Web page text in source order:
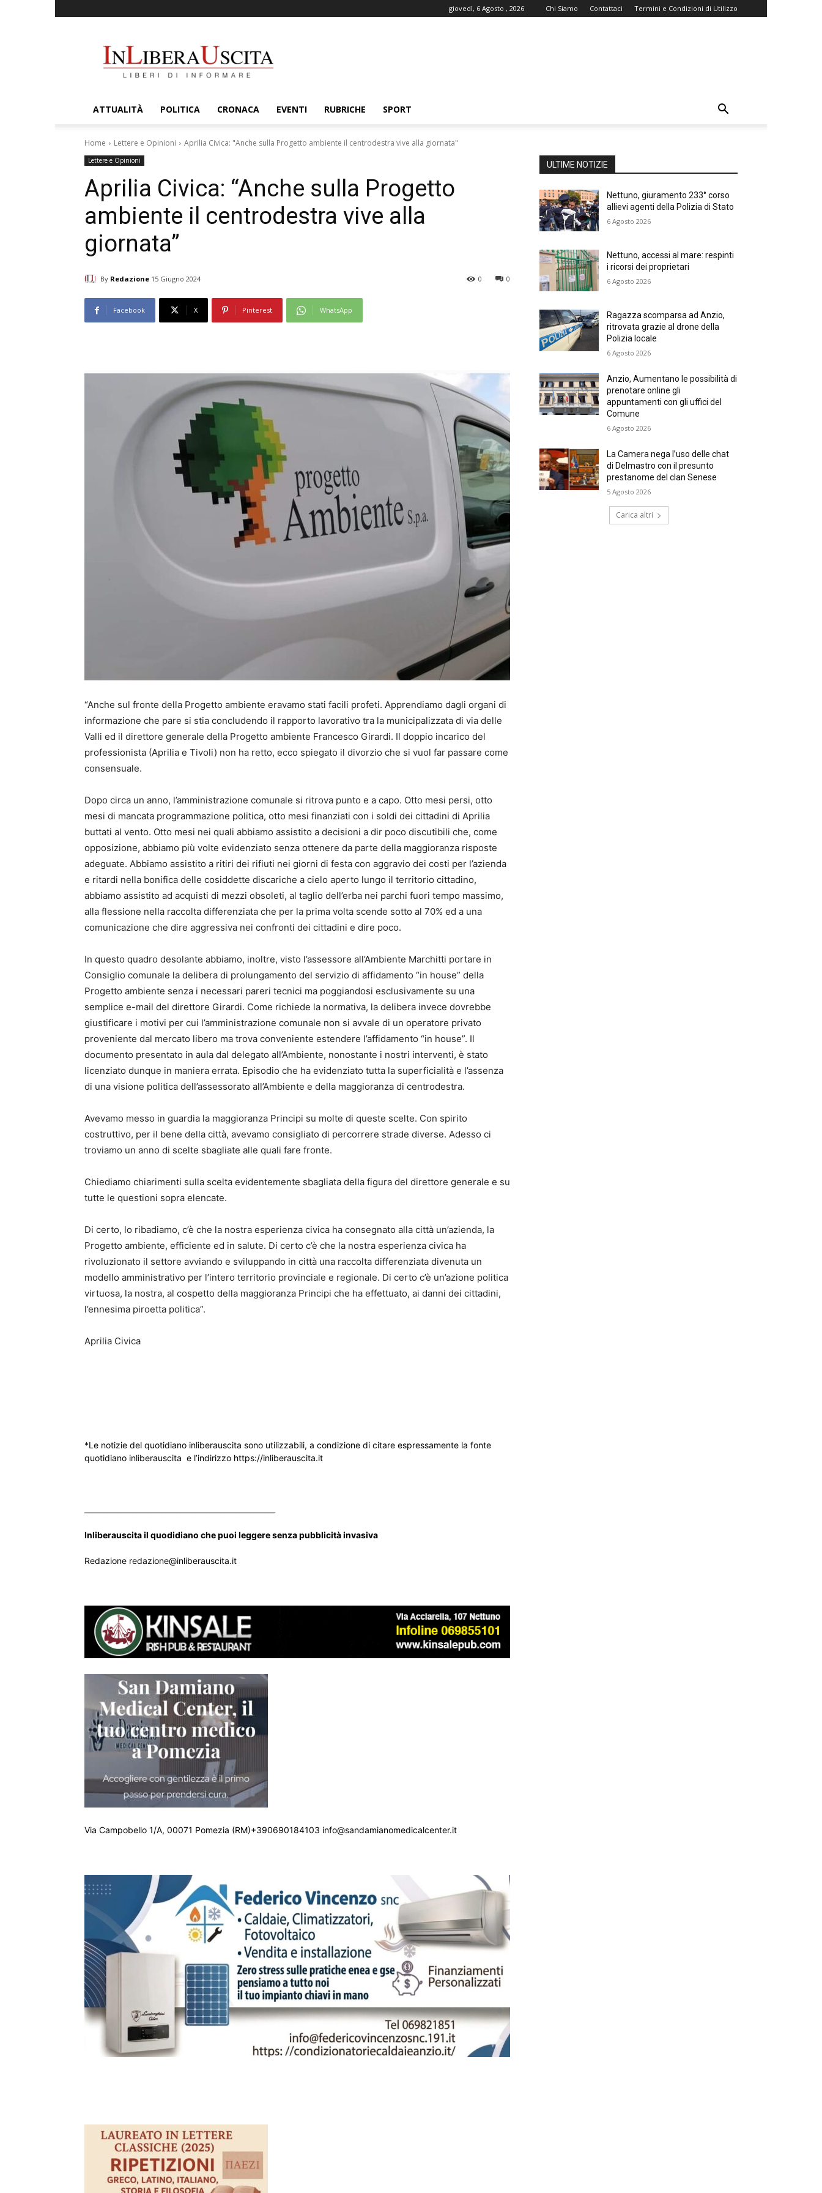
giovedì, 6 Agosto , 2026 Chi Siamo Contattaci Termini e Condizioni di Utilizzo
ATTUALITÀ POLITICA CRONACA EVENTI RUBRICHE SPORT
Home Lettere e Opinioni Aprilia Civica: "Anche sulla Progetto ambiente il centrodestra vive alla giornata"
Lettere e Opinioni
Aprilia Civica: “Anche sulla Progetto
ambiente il centrodestra vive alla
giornata”
By Redazione 15 Giugno 2024 0
0
Facebook X Pinterest WhatsApp
“Anche sul fronte della Progetto ambiente eravamo stati facili profeti. Apprendiamo dagli organi di
informazione che pare si stia concludendo il rapporto lavorativo tra la municipalizzata di via delle
Valli ed il direttore generale della Progetto ambiente Francesco Girardi. Il doppio incarico del
professionista (Aprilia e Tivoli) non ha retto, ecco spiegato il divorzio che si vuol far passare come
consensuale.
Dopo circa un anno, l’amministrazione comunale si ritrova punto e a capo. Otto mesi persi, otto
mesi di mancata programmazione politica, otto mesi finanziati con i soldi dei cittadini di Aprilia
buttati al vento. Otto mesi nei quali abbiamo assistito a decisioni a dir poco discutibili che, come
opposizione, abbiamo più volte evidenziato senza ottenere da parte della maggioranza risposte
adeguate. Abbiamo assistito a ritiri dei rifiuti nei giorni di festa con aggravio dei costi per l’azienda
e ritardi nella bonifica delle cosiddette discariche a cielo aperto lungo il territorio cittadino,
abbiamo assistito ad acquisti di mezzi obsoleti, al taglio dell’erba nei parchi fuori tempo massimo,
alla flessione nella raccolta differenziata che per la prima volta scende sotto al 70% ed a una
comunicazione che dire aggressiva nei confronti dei cittadini e dire poco.
In questo quadro desolante abbiamo, inoltre, visto l’assessore all’Ambiente Marchitti portare in
Consiglio comunale la delibera di prolungamento del servizio di affidamento “in house” della
Progetto ambiente senza i necessari pareri tecnici ma poggiandosi esclusivamente su una
semplice e-mail del direttore Girardi. Come richiede la normativa, la delibera invece dovrebbe
giustificare i motivi per cui l’amministrazione comunale non si avvale di un operatore privato
proveniente dal mercato libero ma trova conveniente estendere l’affidamento “in house”. Il
documento presentato in aula dal delegato all’Ambiente, nonostante i nostri interventi, è stato
licenziato dunque in maniera errata. Episodio che ha evidenziato tutta la superficialità e l’assenza
di una visione politica dell’assessorato all’Ambiente e della maggioranza di centrodestra.
Avevamo messo in guardia la maggioranza Principi su molte di queste scelte. Con spirito
costruttivo, per il bene della città, avevamo consigliato di percorrere strade diverse. Adesso ci
troviamo un anno di scelte sbagliate alle quali fare fronte.
Chiediamo chiarimenti sulla scelta evidentemente sbagliata della figura del direttore generale e su
tutte le questioni sopra elencate.
Di certo, lo ribadiamo, c’è che la nostra esperienza civica ha consegnato alla città un’azienda, la
Progetto ambiente, efficiente ed in salute. Di certo c’è che la nostra esperienza civica ha
rivoluzionato il settore avviando e sviluppando in città una raccolta differenziata divenuta un
modello amministrativo per l’intero territorio provinciale e regionale. Di certo c’è un’azione politica
virtuosa, la nostra, al cospetto della maggioranza Principi che ha effettuato, ai danni dei cittadini,
l’ennesima piroetta politica”.
Aprilia Civica
*Le notizie del quotidiano inliberauscita sono utilizzabili, a condizione di citare espressamente la fonte
quotidiano inliberauscita e l’indirizzo https://inliberauscita.it
Inliberauscita il quodidiano che puoi leggere senza pubblicità invasiva
Redazione redazione@inliberauscita.it
Via Campobello 1/A, 00071 Pomezia (RM)+390690184103 info@sandamianomedicalcenter.it
ULTIME NOTIZIE
Nettuno, giuramento 233° corso
allievi agenti della Polizia di Stato
6 Agosto 2026
Nettuno, accessi al mare: respinti
i ricorsi dei proprietari
6 Agosto 2026
Ragazza scomparsa ad Anzio,
ritrovata grazie al drone della
Polizia locale
6 Agosto 2026
Anzio, Aumentano le possibilità di
prenotare online gli
appuntamenti con gli uffici del
Comune
6 Agosto 2026
La Camera nega l’uso delle chat
di Delmastro con il presunto
prestanome del clan Senese
5 Agosto 2026
Carica altri